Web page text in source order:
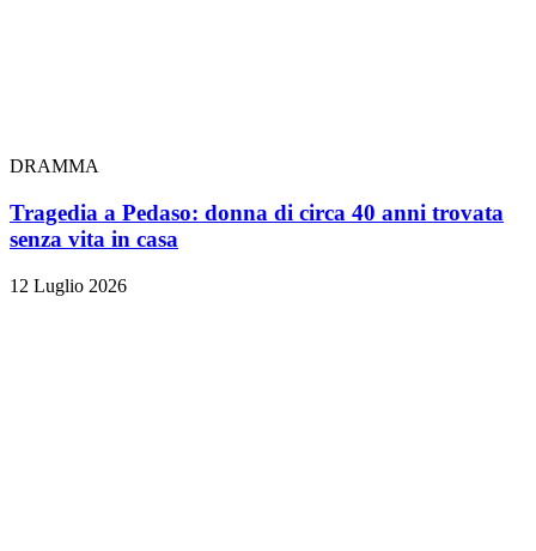
DRAMMA
Tragedia a Pedaso: donna di circa 40 anni trovata
senza vita in casa
12 Luglio 2026